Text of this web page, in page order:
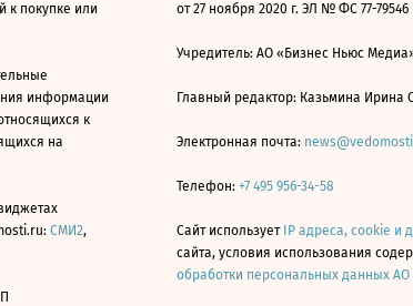
к покупке или
информации
к
на
СМИ2,
от 27 ноября 2020 г. ЭЛ № ФС 77-79546
Учредитель: АО «Бизнес Ньюс
Главный редактор: Казьмина Ирина
Электронная почта:
Телефон: +7 495 956-34-58
Сайт использует IP адреса, cookie и
сайта, условия использования
обработки персональных данных